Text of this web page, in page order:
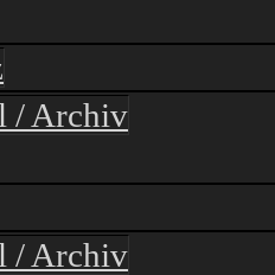
/ Archiv
/ Archiv